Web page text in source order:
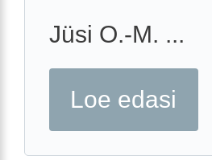
Jüsi O.-M. ...
Loe edasi